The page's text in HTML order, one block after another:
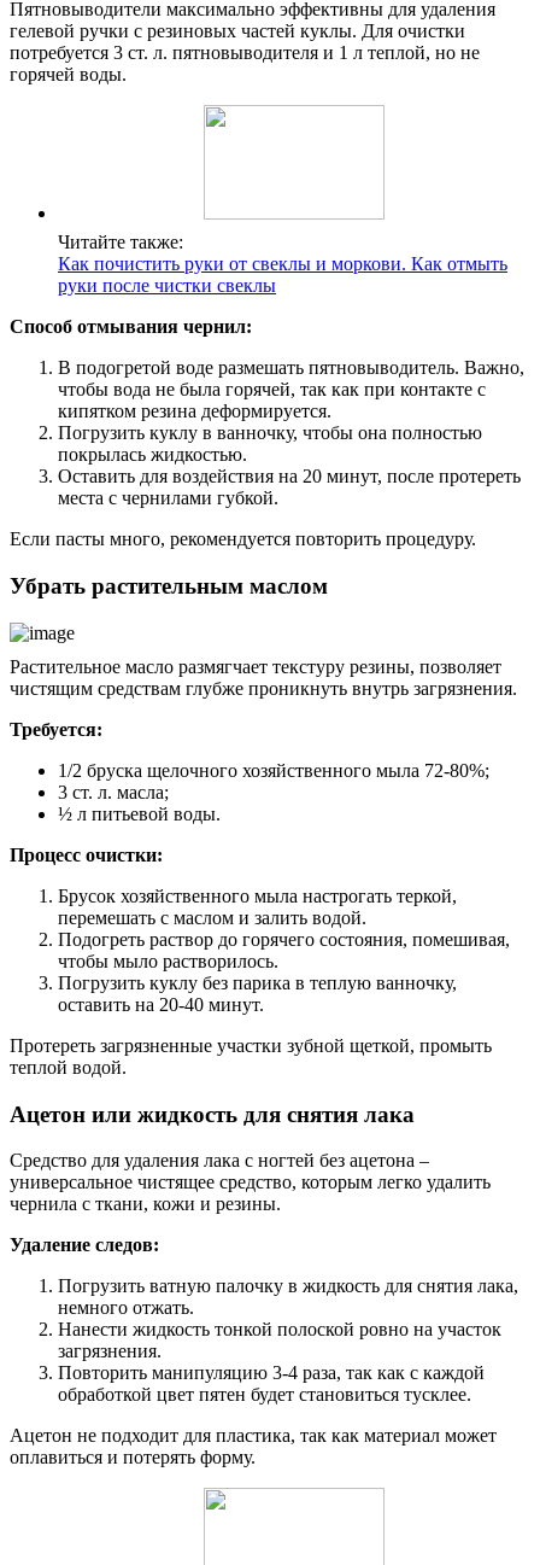
Пятновыводители максимально эффективны для удаления
гелевой ручки с резиновых частей куклы. Для очистки
потребуется 3 ст. л. пятновыводителя и 1 л теплой, но не
горячей воды.
Читайте также:
Как почистить руки от свеклы и моркови. Как отмыть
руки после чистки свеклы
Способ отмывания чернил:
В подогретой воде размешать пятновыводитель. Важно,
чтобы вода не была горячей, так как при контакте с
кипятком резина деформируется.
Погрузить куклу в ванночку, чтобы она полностью
покрылась жидкостью.
Оставить для воздействия на 20 минут, после протереть
места с чернилами губкой.
Если пасты много, рекомендуется повторить процедуру.
Убрать растительным маслом
Растительное масло размягчает текстуру резины, позволяет
чистящим средствам глубже проникнуть внутрь загрязнения.
Требуется:
1/2 бруска щелочного хозяйственного мыла 72-80%;
3 ст. л. масла;
½ л питьевой воды.
Процесс очистки:
Брусок хозяйственного мыла настрогать теркой,
перемешать с маслом и залить водой.
Подогреть раствор до горячего состояния, помешивая,
чтобы мыло растворилось.
Погрузить куклу без парика в теплую ванночку,
оставить на 20-40 минут.
Протереть загрязненные участки зубной щеткой, промыть
теплой водой.
Ацетон или жидкость для снятия лака
Средство для удаления лака с ногтей без ацетона –
универсальное чистящее средство, которым легко удалить
чернила с ткани, кожи и резины.
Удаление следов:
Погрузить ватную палочку в жидкость для снятия лака,
немного отжать.
Нанести жидкость тонкой полоской ровно на участок
загрязнения.
Повторить манипуляцию 3-4 раза, так как с каждой
обработкой цвет пятен будет становиться тусклее.
Ацетон не подходит для пластика, так как материал может
оплавиться и потерять форму.